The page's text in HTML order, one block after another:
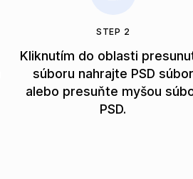
STEP 2
Kliknutím do oblasti
súboru nahrajte PSD súbor
alebo presuňte myšou
PSD.